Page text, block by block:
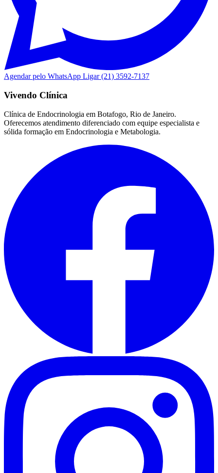
Agendar pelo WhatsApp Ligar (21) 3592-7137
Vivendo Clínica
Clínica de Endocrinologia em Botafogo, Rio de Janeiro.
Oferecemos atendimento diferenciado com equipe especialista e
sólida formação em Endocrinologia e Metabologia.